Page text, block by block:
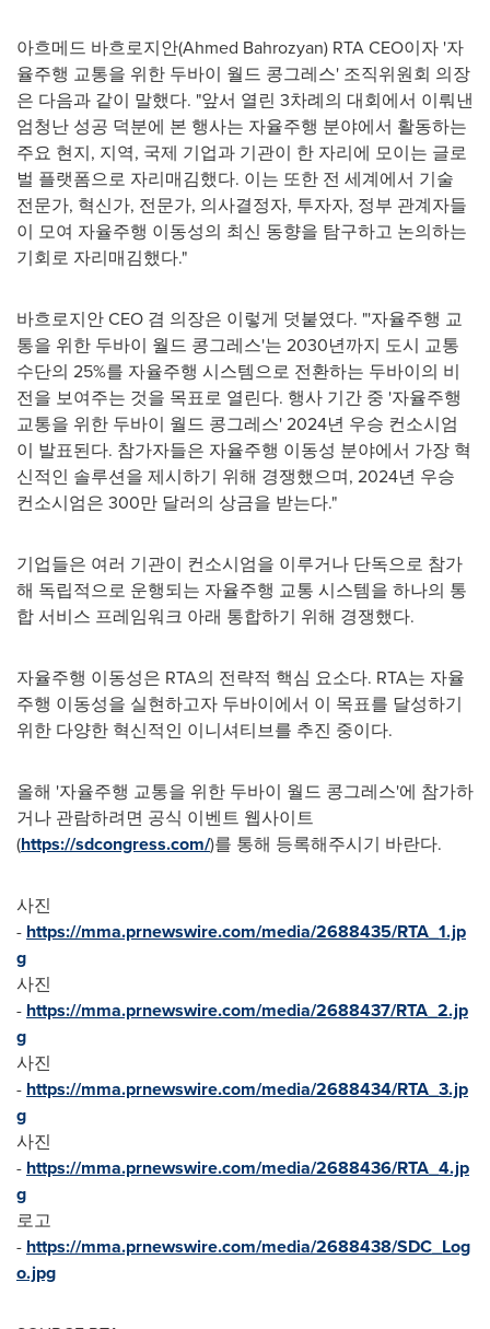
아흐메드 바흐로지안(Ahmed Bahrozyan) RTA CEO이자 '자
율주행 교통을 위한 두바이 월드 콩그레스' 조직위원회 의장
은 다음과 같이 말했다. "앞서 열린 3차례의 대회에서 이뤄낸
엄청난 성공 덕분에 본 행사는 자율주행 분야에서 활동하는
주요 현지, 지역, 국제 기업과 기관이 한 자리에 모이는 글로
벌 플랫폼으로 자리매김했다. 이는 또한 전 세계에서 기술
전문가, 혁신가, 전문가, 의사결정자, 투자자, 정부 관계자들
이 모여 자율주행 이동성의 최신 동향을 탐구하고 논의하는
기회로 자리매김했다."
바흐로지안 CEO 겸 의장은 이렇게 덧붙였다. "'자율주행 교
통을 위한 두바이 월드 콩그레스'는 2030년까지 도시 교통
수단의 25%를 자율주행 시스템으로 전환하는 두바이의 비
전을 보여주는 것을 목표로 열린다. 행사 기간 중 '자율주행
교통을 위한 두바이 월드 콩그레스' 2024년 우승 컨소시엄
이 발표된다. 참가자들은 자율주행 이동성 분야에서 가장 혁
신적인 솔루션을 제시하기 위해 경쟁했으며, 2024년 우승
컨소시엄은 300만 달러의 상금을 받는다."
기업들은 여러 기관이 컨소시엄을 이루거나 단독으로 참가
해 독립적으로 운행되는 자율주행 교통 시스템을 하나의 통
합 서비스 프레임워크 아래 통합하기 위해 경쟁했다.
자율주행 이동성은 RTA의 전략적 핵심 요소다. RTA는 자율
주행 이동성을 실현하고자 두바이에서 이 목표를 달성하기
위한 다양한 혁신적인 이니셔티브를 추진 중이다.
올해 '자율주행 교통을 위한 두바이 월드 콩그레스'에 참가하
거나 관람하려면 공식 이벤트 웹사이트
(https://sdcongress.com/)를 통해 등록해주시기 바란다.
사진
- https://mma.prnewswire.com/media/2688435/RTA_1.jp
g
사진
- https://mma.prnewswire.com/media/2688437/RTA_2.jp
g
사진
- https://mma.prnewswire.com/media/2688434/RTA_3.jp
g
사진
- https://mma.prnewswire.com/media/2688436/RTA_4.jp
g
로고
- https://mma.prnewswire.com/media/2688438/SDC_Log
o.jpg